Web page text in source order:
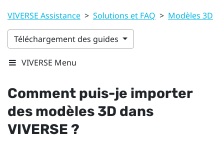
VIVERSE Assistance > Solutions et FAQ > Modèles 3D
Téléchargement des guides
VIVERSE Menu
Comment puis-je importer
des modèles 3D dans
VIVERSE ?